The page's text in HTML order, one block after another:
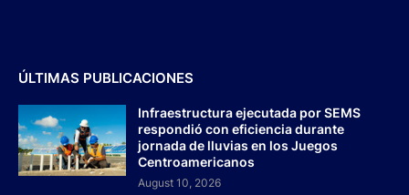
ÚLTIMAS PUBLICACIONES
Infraestructura ejecutada por SEMS
respondió con eficiencia durante
jornada de lluvias en los Juegos
Centroamericanos
August 10, 2026